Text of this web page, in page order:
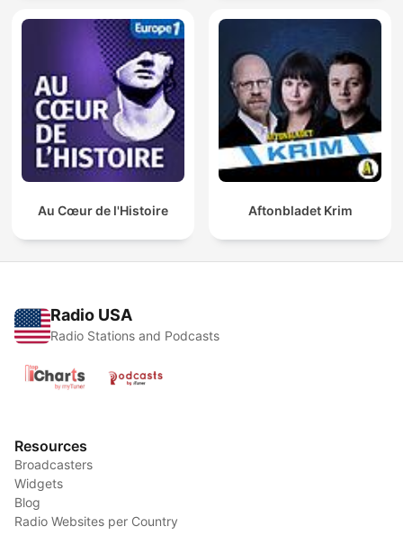
Au Cœur de l'Histoire Aftonbladet Krim
Radio USA
Radio Stations and Podcasts
Resources
Broadcasters
Widgets
Blog
Radio Websites per Country